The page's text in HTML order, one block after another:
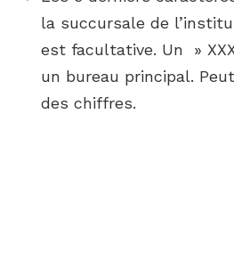
la succursale de
est facultative. Un »
un bureau principal.
des chiffres.